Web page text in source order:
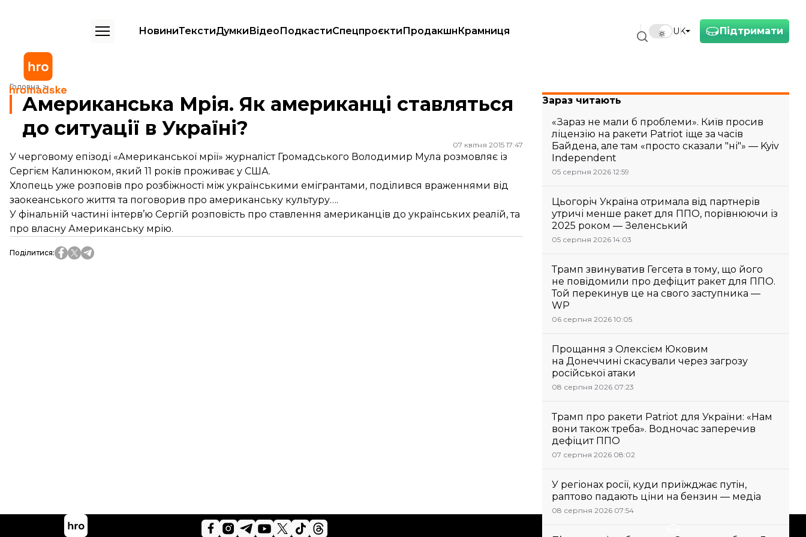
Підтримати
UK
НовиниТекстиДумкиВідеоПодкастиСпецпроєктиПродакшнКрамниця
Головна
Американська Мрія. Як американці ставляться до ситуації в Україні?
Американська Мрія. Як американці ставляться
до ситуації в Україні?
07 квітня 2015 17:47
У черговому епізоді «Американської мрії» журналіст Громадського Володимир Мула розмовляє із
Сергієм Калинюком, який 11 років проживає у США.
Хлопець уже розповів про розбіжності між українськими емігрантами, поділився враженнями від
заокеанського життя та поговорив про американську культуру….
У фінальній частині інтерв’ю Сергій розповість про ставлення американців до українських реалій, та
про власну Американську мрію.
Поділитися:
Зараз читають
«Зараз не мали б проблеми». Київ просив
ліцензію на ракети Patriot іще за часів
Байдена, але там «просто сказали "ні"» — Kyiv
Independent
05 серпня 2026 12:59
Цьогоріч Україна отримала від партнерів
утричі менше ракет для ППО, порівнюючи із
2025 роком — Зеленський
05 серпня 2026 14:03
Трамп звинуватив Гегсета в тому, що його
не повідомили про дефіцит ракет для ППО.
Той перекинув це на свого заступника —
WP
06 серпня 2026 10:05
Прощання з Олексієм Юковим
на Донеччині скасували через загрозу
російської атаки
08 серпня 2026 07:23
Трамп про ракети Patriot для України: «Нам
вони також треба». Водночас заперечив
дефіцит ППО
07 серпня 2026 08:02
У регіонах росії, куди приїжджає путін,
раптово падають ціни на бензин — медіа
08 серпня 2026 07:54